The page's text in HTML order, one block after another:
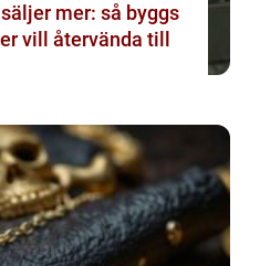
mer: så byggs
vill återvända till